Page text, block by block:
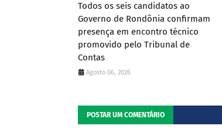
Todos os seis candidatos ao
Governo de Rondônia confirmam
presença em encontro técnico
promovido pelo Tribunal de
Contas
Agosto 06, 2026
POSTAR UM COMENTÁRIO